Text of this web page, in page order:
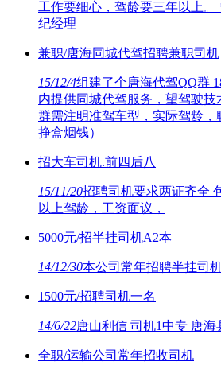
工作要细心，驾龄要三年以上
纪经理
兼职/唐海同城代驾招聘兼职司机
15/12/4组建了个唐海代驾QQ群
内提供同城代驾服务，望驾驶技
群需注明准驾车型，实际驾龄，
挣盒烟钱）
招大车司机.前四后八
15/11/20招聘司机要求两证齐全
以上驾龄，工资面议，
5000元/招半挂司机A2本
14/12/30本公司常年招聘半挂司
1500元/招聘司机一名
14/6/22唐山利信 司机1中专 唐海
全职/运输公司常年招收司机